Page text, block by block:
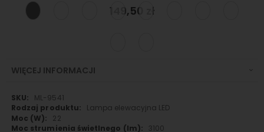
149,50 zł
WIĘCEJ INFORMACJI
Więcej
informacji
ML-9541
Lampa elewacyjna LED
22
3100